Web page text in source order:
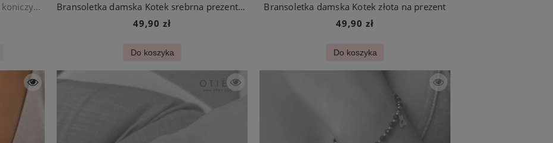
Bransoletka damska biała perłowa koniczynka z cyrkonią stal jubilerska
Bransoletka damska Kotek srebrna prezent dla dziewczyny
49,90 zł
Do koszyka
Bransoletka damska Kotek złota na prezent
49,90 zł
Do koszyka